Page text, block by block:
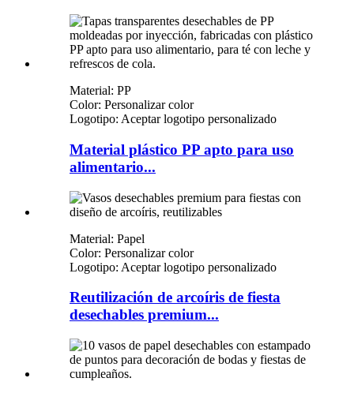
Material: PP
Color: Personalizar color
Logotipo: Aceptar logotipo personalizado
Material plástico PP apto para uso
alimentario...
Material: Papel
Color: Personalizar color
Logotipo: Aceptar logotipo personalizado
Reutilización de arcoíris de fiesta
desechables premium...